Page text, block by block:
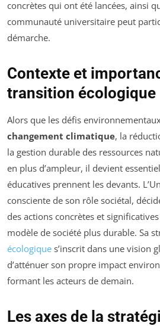
concrètes qui ont été lancées, ainsi
communauté universitaire peut
démarche.
Contexte et
transition écologique
Alors que les défis
changement climatique, la
la gestion durable des ressources
en plus d’ampleur, il devient
éducatives prennent les devants.
consciente de son rôle sociétal,
des actions concrètes et
modèle de société plus durable. Sa
écologique s’inscrit dans une vision
d’atténuer son propre impact
formant les acteurs de demain.
Les axes de la